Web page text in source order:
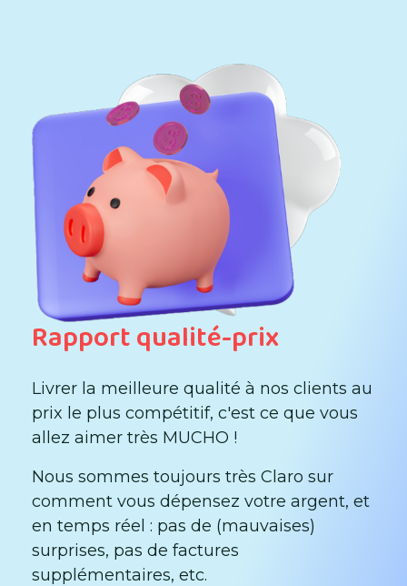
Rapport qualité-prix
Livrer la meilleure qualité à nos clients au
prix le plus compétitif, c'est ce que vous
allez aimer très MUCHO !
Nous sommes toujours très Claro sur
comment vous dépensez votre argent, et
en temps réel : pas de (mauvaises)
surprises, pas de factures
supplémentaires, etc.